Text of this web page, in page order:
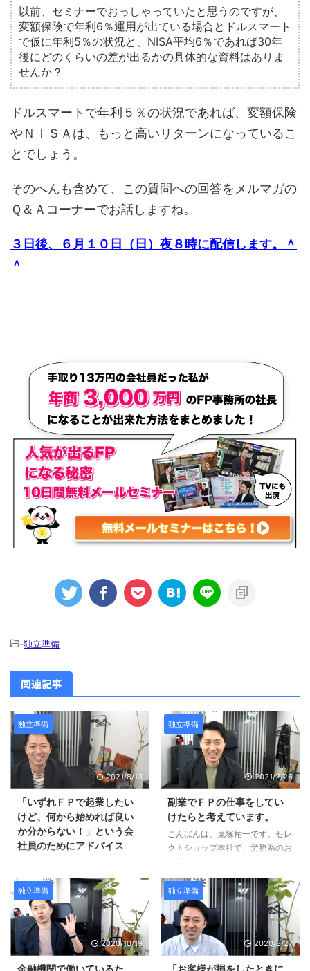
以前、セミナーでおっしゃっていたと思うのですが、
変額保険で年利6％運用が出ている場合とドルスマート
で仮に年利5％の状況と、NISA平均6％であれば30年
後にどのくらいの差が出るかの具体的な資料はありま
せんか？
ドルスマートで年利５％の状況であれば、変額保険
やＮＩＳＡは、もっと高いリターンになっているこ
とでしょう。
そのへんも含めて、この質問への回答をメルマガの
Ｑ＆Ａコーナーでお話しますね。
３日後、６月１０日（日）夜８時に配信します。＾
＾
-独立準備
関連記事
独立準備
2021/8/13
「いずれＦＰで起業したい
けど、何から始めれば良い
か分からない！」という会
社員のためにアドバイス
「現在、非金融の会社員で、いず
れはFPで起業が出来ればと思っ
ていますが、何からどのように始
めれば良いかも分かりません。」
というお悩みが届いたので回答し
ますね。 ＣＦＰの試験勉強をし
ているそうですが、集中できてい
独立準備
2021/2/26
副業でＦＰの仕事をしてい
けたらと考えています。
こんばんは、鬼塚祐一です。セレ
クトショップ本社で、労務系のお
推進してる会社のため、FPの仕
事もしていけたらと考えていま
す。」 というご相談が届きまし
た。 Ｑ：「副業でＦＰの仕事を
していけたらと考えています。」
ペンネーム：minami23さん 鬼塚
独立準備
2020/10/19
金融機関で働いているた
独立準備
2020/8/27
「お客様が損をしたときに